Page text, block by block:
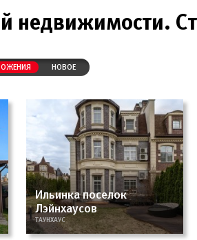
недвижимости.
НОВОЕ
Ильинка поселок
Лэйнхаусов
ТАУНХАУС